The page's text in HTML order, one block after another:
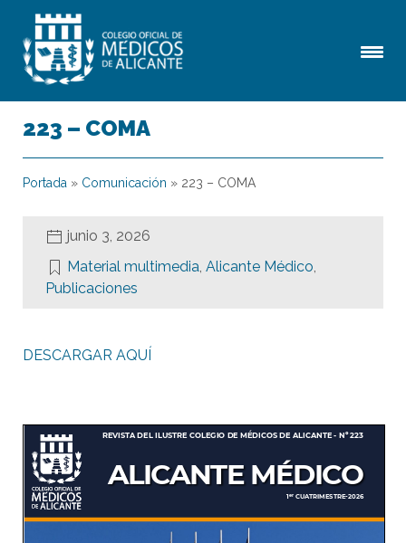
223 – COMA
Portada » Comunicación » 223 – COMA
junio 3, 2026
Material multimedia, Alicante Médico,
Publicaciones
DESCARGAR AQUÍ